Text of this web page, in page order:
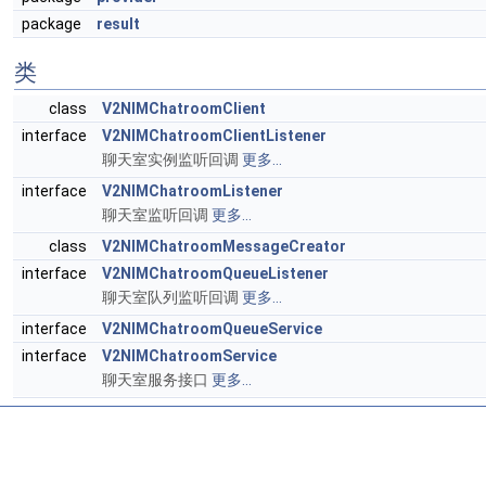
package
result
类
class
V2NIMChatroomClient
interface
V2NIMChatroomClientListener
聊天室实例监听回调 更多...
interface
V2NIMChatroomListener
聊天室监听回调 更多...
class
V2NIMChatroomMessageCreator
interface
V2NIMChatroomQueueListener
聊天室队列监听回调 更多...
interface
V2NIMChatroomQueueService
interface
V2NIMChatroomService
聊天室服务接口 更多...